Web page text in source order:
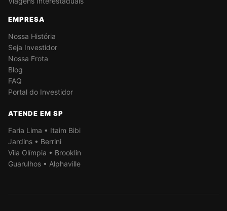
EMPRESA
Nossa História
Seja Investidor
Nossa Frota
Blog
FAQ
Portal do Investidor
ATENDE EM SP
Faria Lima • Itaim Bibi
Jardins • Berrini
Vila Olímpia • Brooklin
Guarulhos • Alphaville